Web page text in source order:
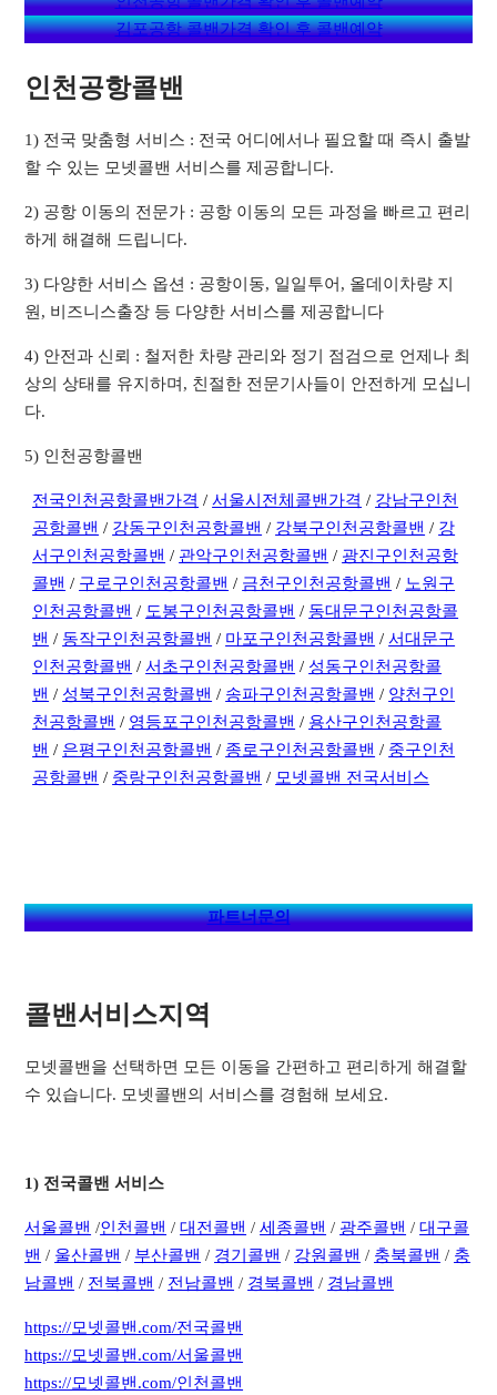
김포공항 콜밴가격 확인 후 콜밴예약
인천공항콜밴
1) 전국 맞춤형 서비스 : 전국 어디에서나 필요할 때 즉시 출발
할 수 있는 모넷콜밴 서비스를 제공합니다.
2) 공항 이동의 전문가 : 공항 이동의 모든 과정을 빠르고 편리
하게 해결해 드립니다.
3) 다양한 서비스 옵션 : 공항이동, 일일투어, 올데이차량 지
원, 비즈니스출장 등 다양한 서비스를 제공합니다
4) 안전과 신뢰 : 철저한 차량 관리와 정기 점검으로 언제나 최
상의 상태를 유지하며, 친절한 전문기사들이 안전하게 모십니
다.
5) 인천공항콜밴
전국인천공항콜밴가격 /서울시전체콜밴가격 / 강남구인천
공항콜밴 / 강동구인천공항콜밴 / 강북구인천공항콜밴 / 강
서구인천공항콜밴 / 관악구인천공항콜밴 / 광진구인천공항
콜밴 / 구로구인천공항콜밴 / 금천구인천공항콜밴 / 노원구
인천공항콜밴 / 도봉구인천공항콜밴 / 동대문구인천공항콜
밴 / 동작구인천공항콜밴 / 마포구인천공항콜밴 /서대문구
인천공항콜밴 /서초구인천공항콜밴 / 성동구인천공항콜
밴 / 성북구인천공항콜밴 / 송파구인천공항콜밴 / 양천구인
천공항콜밴 / 영등포구인천공항콜밴 / 용산구인천공항콜
밴 / 은평구인천공항콜밴 / 종로구인천공항콜밴 / 중구인천
공항콜밴 / 중랑구인천공항콜밴 / 모넷콜밴 전국서비스
파트너문의
콜밴서비스지역​
모넷콜밴을 선택하면 모든 이동을 간편하고 편리하게 해결할
수 있습니다. 모넷콜밴의 서비스를 경험해 보세요.
1) 전국콜밴 서비스
서 울콜밴 /인천콜밴 /대전콜밴 /세종콜밴 / 광주콜밴 /대구콜
밴 / 울산콜밴 / 부산콜밴 / 경기콜밴 / 강원콜밴 / 충북콜밴 / 충
남콜밴 / 전북콜밴 / 전남콜밴 / 경북콜밴 / 경남콜밴
https://모넷콜밴.com/전국콜밴
https://모넷콜밴.com/서울콜밴
https://모넷콜밴.com/인천콜밴